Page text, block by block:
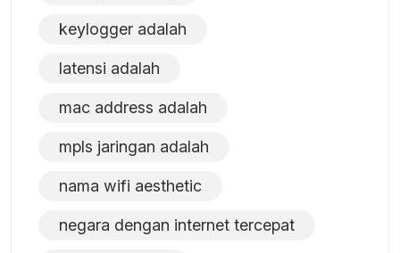
keylogger adalah
latensi adalah
mac address adalah
mpls jaringan adalah
nama wifi aesthetic
negara dengan internet tercepat